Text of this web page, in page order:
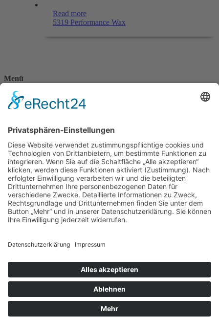
Read more
5319 Performance Wax
Menü
Home
Kontakt
Impressum
Anschrift
BSI Vertriebs GmbH
Donaustraße 2A
64572 Büttelborn
Telefon: 00496152187370
Telefax: 004961521873727
E-Mail: info@bsivertrieb.de